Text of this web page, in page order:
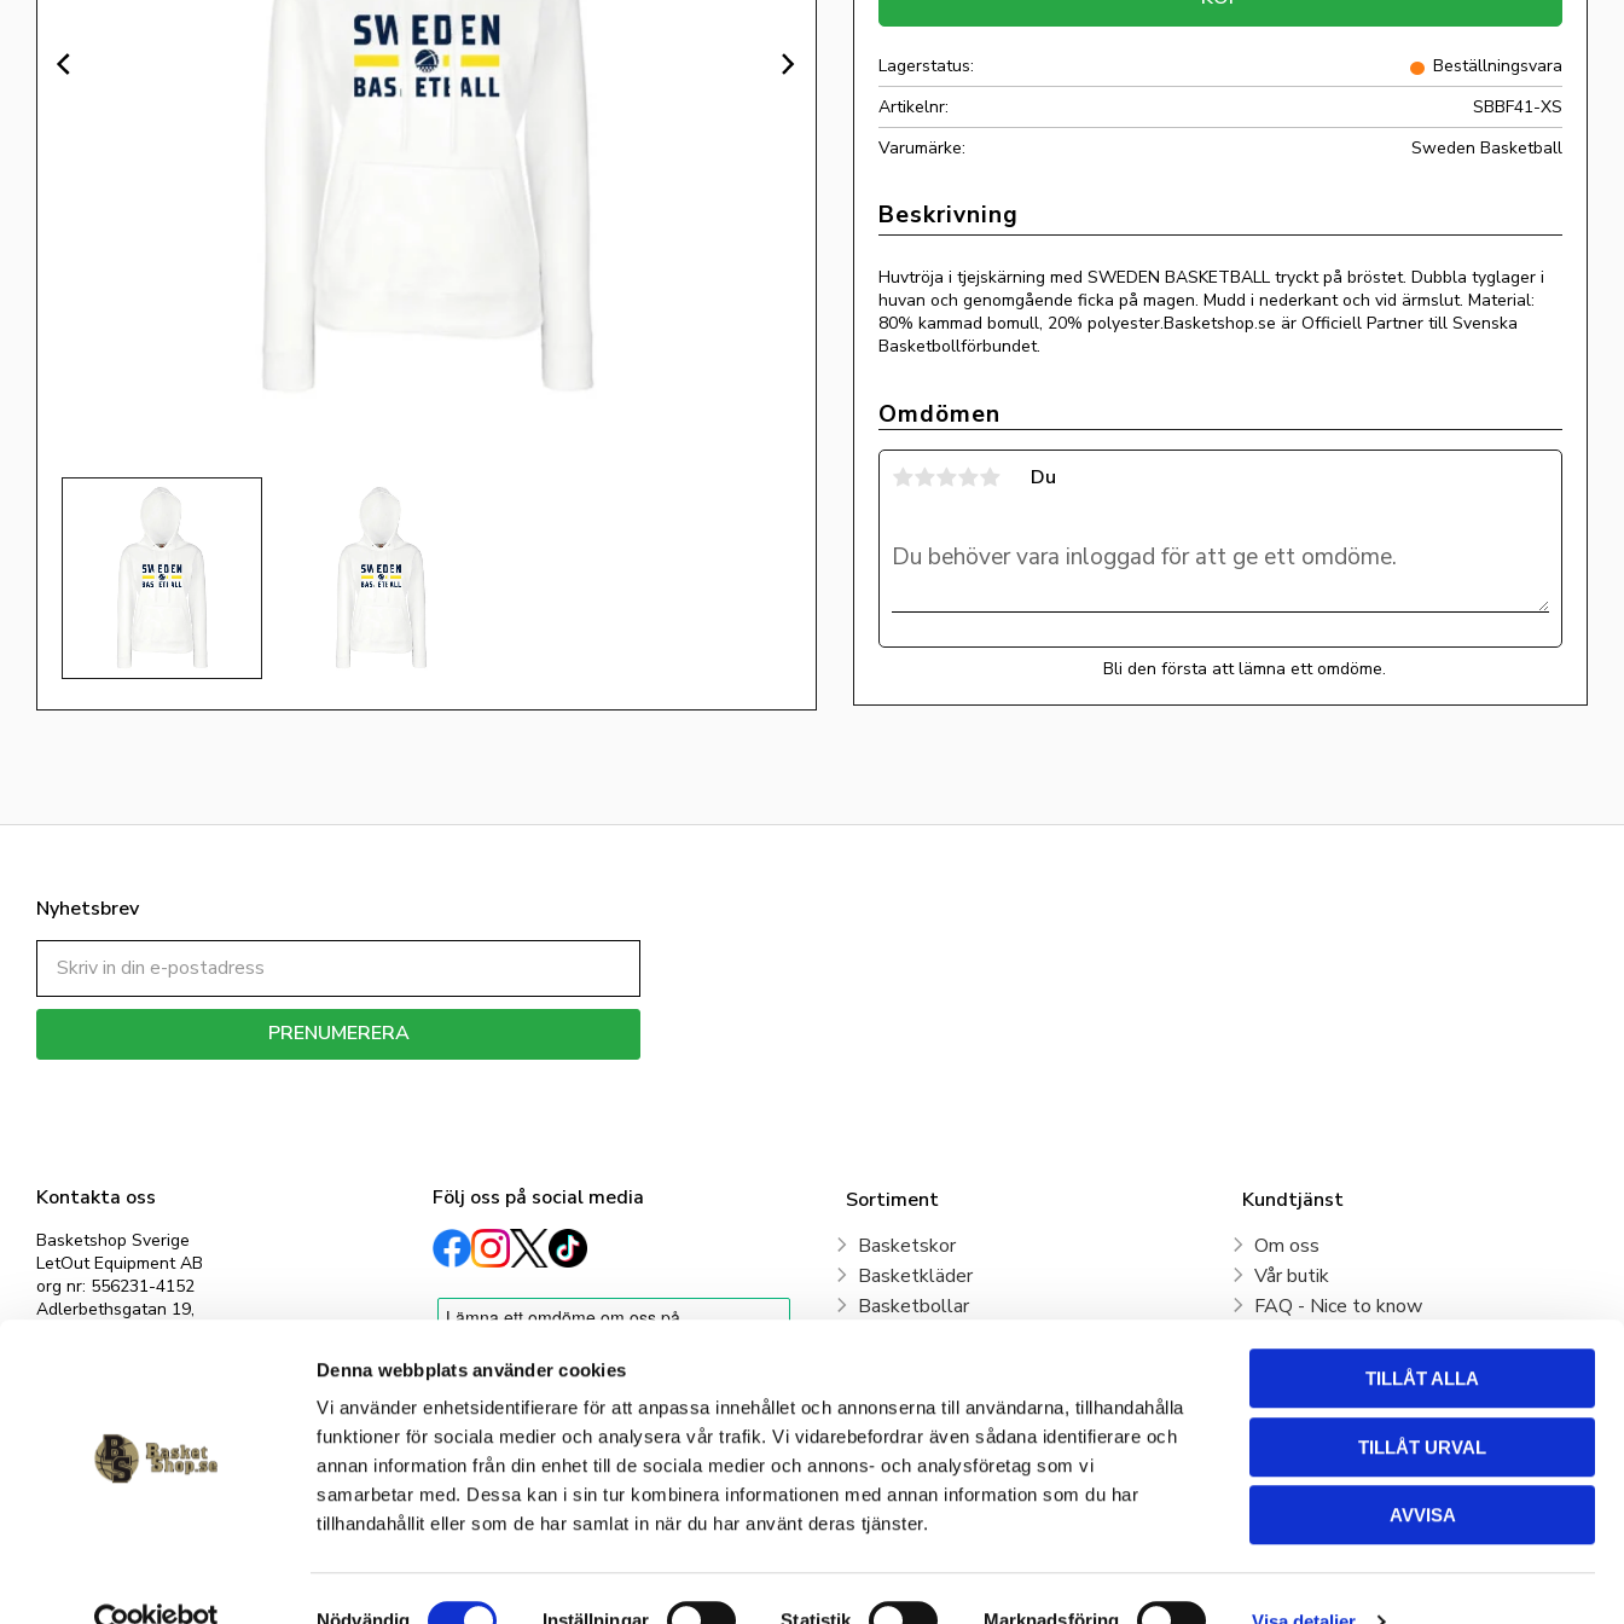
Denna webbplats använder cookies
Vi använder enhetsidentifierare för att anpassa innehållet och annonserna till användarna, tillhandahålla
funktioner för sociala medier och analysera vår trafik. Vi vidarebefordrar även sådana identifierare och
annan information från din enhet till de sociala medier och annons- och analysföretag som vi
samarbetar med. Dessa kan i sin tur kombinera informationen med annan information som du har
tillhandahållit eller som de har samlat in när du har använt deras tjänster.
Nödvändig Inställningar Statistik Marknadsföring
TILLÅT ALLA
TILLÅT URVAL
AVVISA
Lagerstatus
Beställningsvara
Artikelnr
SBBF41-XS
Sweden Basketball
Huvtröja i tjejskärning med SWEDEN BASKETBALL tryckt på bröstet. Dubbla tyglager i
huvan och genomgående ficka på magen. Mudd i nederkant och vid ärmslut. Material:
80% kammad bomull, 20% polyester.Basketshop.se är Officiell Partner till Svenska
Basketbollförbundet.
Omdömen
Du
Bli den första att lämna ett omdöme.
Kontakta oss
Basketshop Sverige
LetOut Equipment AB
org nr: 556231-4152
Adlerbethsgatan 19,
Följ oss på social media
Sortiment
Basketskor
Basketkläder
Basketbollar
Basketryggsäckar
Våra klubbar
Klubbshop
Kundtjänst
Om oss
Vår butik
FAQ - Nice to know
Hur handlar jag?
Policy och cookies
Retur, byte och Reklamation
Nyhetsbrev
PRENUMERERA